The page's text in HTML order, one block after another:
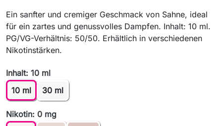
Ein sanfter und cremiger Geschmack von Sahne, ideal
für ein zartes und genussvolles Dampfen. Inhalt: 10 ml.
PG/VG-Verhältnis: 50/50. Erhältlich in verschiedenen
Nikotinstärken.
Inhalt: 10 ml
10 ml
30 ml
Nikotin: 0 mg